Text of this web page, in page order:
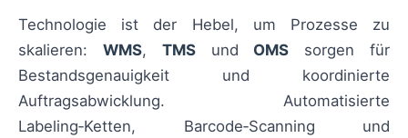
Technologie ist der Hebel, um Prozesse zu
skalieren: WMS, TMSund OMS sorgen für
Bestandsgenauigkeit und koordinierte
Auftragsabwicklung. Automatisierte
Labeling‑Ketten, Barcode‑Scanning und